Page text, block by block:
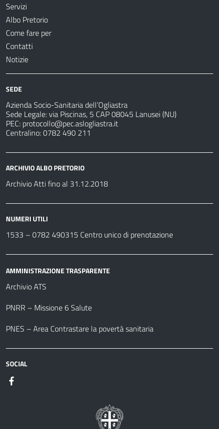
Servizi
Albo Pretorio
Come fare per
Contatti
Notizie
SEDE
Azienda Socio-Sanitaria dell’Ogliastra
Sede Legale: via Piscinas, 5 CAP 08045 Lanusei (NU)
PEC: protocollo@pec.aslogliastra.it
Centralino: 0782 490 211
ARCHIVIO ALBO PRETORIO
Archivio Atti fino al 31.12.2018
NUMERI UTILI
1533 – 0782 490315 Centro unico di prenotazione
AMMINISTRAZIONE TRASPARENTE
Archivio ATS
PNRR – Missione 6 Salute
PNES – Area Contrastare la povertà sanitaria
SOCIAL